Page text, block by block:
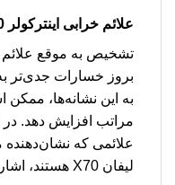
علائم خرابی اینترکولر X70
تشخیص به موقع علائم
بروز خسارات جدی‌تر
به این نشانه‌ها، ممکن
مراتب افزایش دهد. در
علائمی که
لیفان X70 هستند، اشاره می‌کنیم: